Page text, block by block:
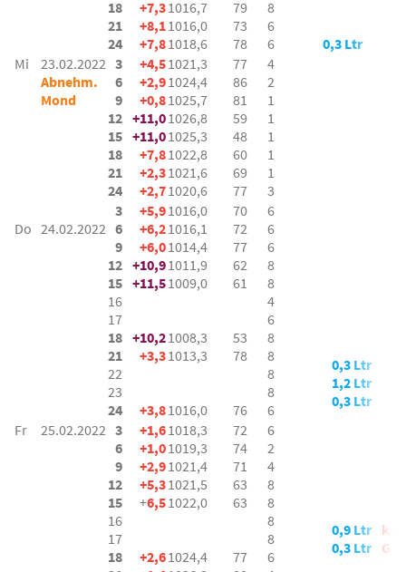
18
21
24
+7,3
+8,1
+7,8
1016,7
1016,0
1018,6
79
73
78
8
6
6
0,3 Ltr
Mi
23.02.2022
Abnehm.
Mond
3
6
9
12
15
18
21
24
+4,5
+2,9
+0,8
+11,0
+11,0
+7,8
+2,3
+2,7
1021,3
1024,4
1025,7
1026,8
1025,3
1022,8
1021,6
1020,6
77
86
81
59
48
60
69
77
4
2
1
1
1
1
1
3
Do 24.02.2022
3
6
9
12
15
16
17
18
21
22
23
24
+5,9
+6,2
+6,0
+10,9
+11,5
+10,2
+3,3
+3,8
1016,0
1016,1
1014,4
1011,9
1009,0
1008,3
1013,3
1016,0
70
72
77
62
61
53
78
76
6
6
6
8
8
4
6
8
8
8
8
6
0,3 Ltr
1,2 Ltr
0,3 Ltr
Fr 25.02.2022 3
6
9
12
15
16
17
18
+1,6
+1,0
+2,9
+5,3
+6,5
+2,6
1018,3
1019,3
1021,4
1021,5
1022,0
1024,4
72
74
71
63
63
77
6
2
4
8
8
8
8
6
0,9 Ltr
0,3 Ltr